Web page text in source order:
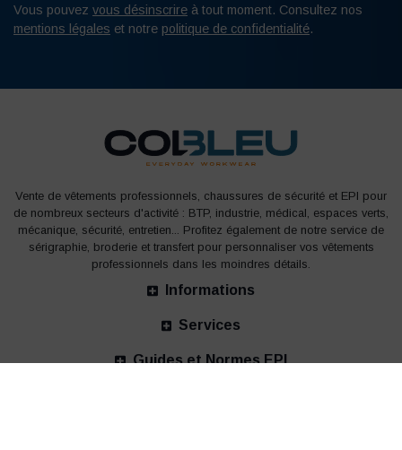
Vous pouvez vous désinscrire à tout moment. Consultez nos
mentions légales et notre politique de confidentialité.
Vente de vêtements professionnels, chaussures de sécurité et EPI pour
de nombreux secteurs d'activité : BTP, industrie, médical, espaces verts,
mécanique, sécurité, entretien... Profitez également de notre service de
sérigraphie, broderie et transfert pour personnaliser vos vêtements
professionnels dans les moindres détails.
Informations
Services
Guides et Normes EPI